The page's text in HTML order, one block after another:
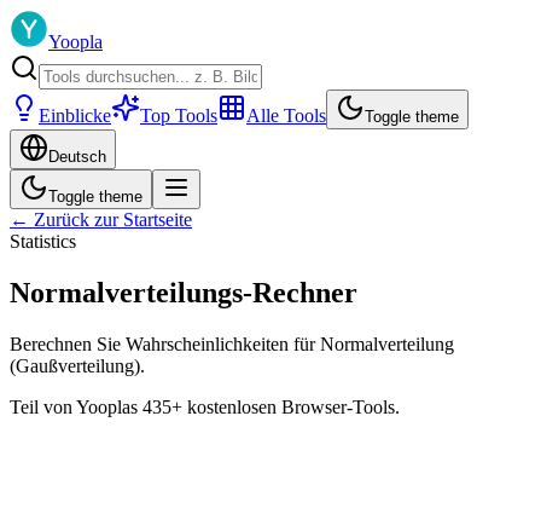
Yoopla
Einblicke Top Tools Alle Tools Toggle theme
Deutsch
Toggle theme
← Zurück zur Startseite
Statistics
Normalverteilungs-Rechner
Berechnen Sie Wahrscheinlichkeiten für Normalverteilung
(Gaußverteilung).
Teil von Yooplas 435+ kostenlosen Browser-Tools.